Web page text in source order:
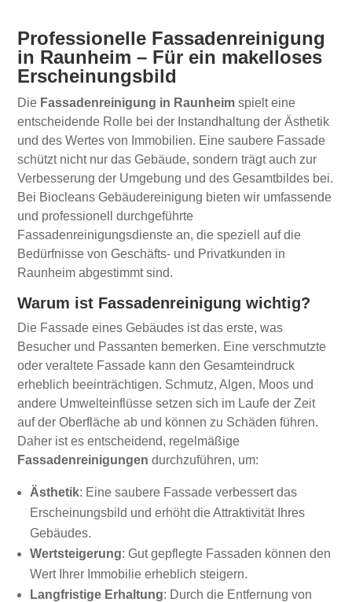
Professionelle Fassadenreinigung
in Raunheim – Für ein makelloses
Erscheinungsbild
Die Fassadenreinigung in Raunheim spielt eine
entscheidende Rolle bei der Instandhaltung der Ästhetik
und des Wertes von Immobilien. Eine saubere Fassade
schützt nicht nur das Gebäude, sondern trägt auch zur
Verbesserung der Umgebung und des Gesamtbildes bei.
Bei Biocleans Gebäudereinigung bieten wir umfassende
und professionell durchgeführte
Fassadenreinigungsdienste an, die speziell auf die
Bedürfnisse von Geschäfts- und Privatkunden in
Raunheim abgestimmt sind.
Warum ist Fassadenreinigung wichtig?
Die Fassade eines Gebäudes ist das erste, was
Besucher und Passanten bemerken. Eine verschmutzte
oder veraltete Fassade kann den Gesamteindruck
erheblich beeinträchtigen. Schmutz, Algen, Moos und
andere Umwelteinflüsse setzen sich im Laufe der Zeit
auf der Oberfläche ab und können zu Schäden führen.
Daher ist es entscheidend, regelmäßige
Fassadenreinigungen durchzuführen, um:
Ästhetik: Eine saubere Fassade verbessert das
Erscheinungsbild und erhöht die Attraktivität Ihres
Gebäudes.
Wertsteigerung: Gut gepflegte Fassaden können den
Wert Ihrer Immobilie erheblich steigern.
Langfristige Erhaltung: Durch die Entfernung von